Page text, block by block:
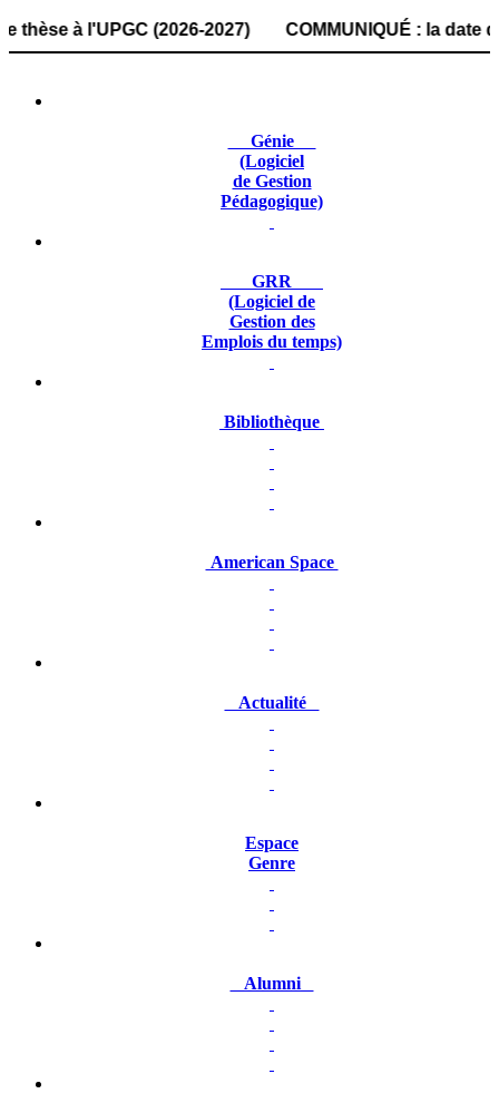
à l'UPGC (2026-2027) COMMUNIQUÉ : la date
Génie
(Logiciel
de Gestion
Pédagogique)
GRR
(Logiciel de
Gestion des
Emplois du temps)
Bibliothèque
American Space
Actualité
Espace
Genre
Alumni